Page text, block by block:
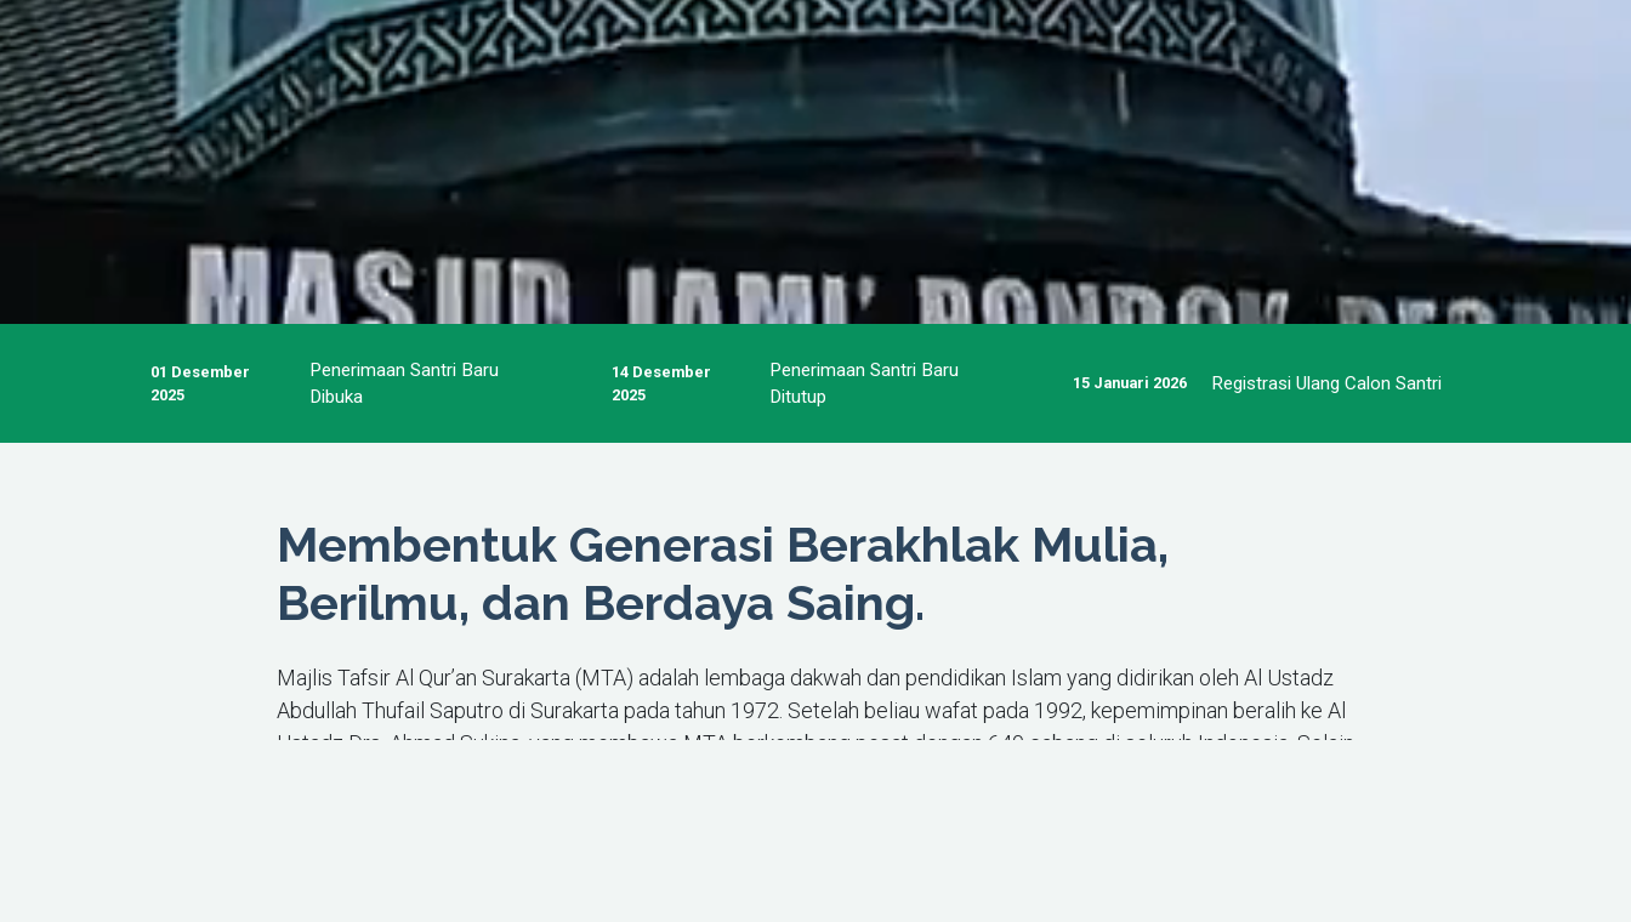
01 Desember
2025
Penerimaan Santri Baru
Dibuka
14 Desember
2025
Penerimaan Santri Baru
Ditutup
15 Januari 2026 Registrasi Ulang Calon Santri
Membentuk Generasi Berakhlak Mulia,
Berilmu, dan Berdaya Saing.
Majlis Tafsir Al Qur’an Surakarta (MTA) adalah lembaga dakwah dan pendidikan Islam yang didirikan oleh Al Ustadz
Abdullah Thufail Saputro di Surakarta pada tahun 1972. Setelah beliau wafat pada 1992, kepemimpinan beralih ke Al
Ustadz Drs. Ahmad Sukina, yang membawa MTA berkembang pesat dengan 640 cabang di seluruh Indonesia. Selain